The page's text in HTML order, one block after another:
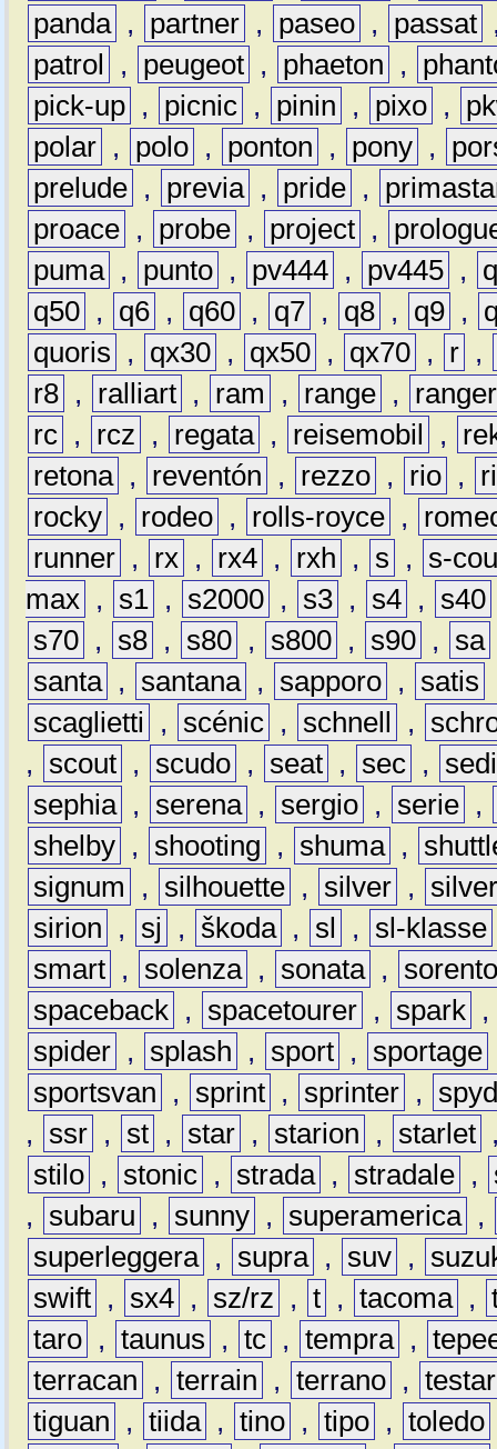
panda , partner , paseo , passat
patrol
, peugeot , phaeton ,
pick-up , picnic , pinin , pixo ,
polar , polo , ponton , pony ,
prelude , previa , pride ,
proace , probe , project ,
puma , punto , pv444 , pv445 ,
q50 , q6 , q60 , q7 , q8 , q9 ,
quoris
, qx30 , qx50 , qx70 , r ,
r8 , ralliart , ram , range ,
ranger
rc , rcz , regata , reisemobil ,
retona , reventón , rezzo , rio ,
rocky , rodeo , rolls-royce ,
runner , rx , rx4 , rxh , s ,
s-
max , s1 , s2000 , s3 , s4 , s40
s70 , s8 , s80 , s800 , s90 , sa
santa , santana , sapporo , satis
scaglietti
, scénic , schnell ,
,
scout , scudo , seat , sec ,
sephia , serena , sergio , serie ,
shelby , shooting , shuma ,
signum
, silhouette , silver ,
sirion
, sj , škoda , sl , sl-klasse
smart , solenza , sonata ,
spaceback , spacetourer , spark ,
spider , splash , sport , sportage
sportsvan
, sprint , sprinter ,
,
ssr , st , star , starion , starlet
stilo , stonic , strada , stradale ,
,
subaru , sunny , superamerica ,
superleggera , supra , suv ,
swift , sx4 , sz/rz , t , tacoma ,
taro , taunus , tc , tempra ,
terracan
, terrain , terrano ,
tiguan
, tiida , tino , tipo , toledo